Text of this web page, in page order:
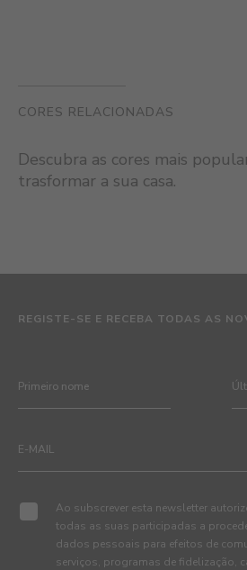
CORES RELACIONADAS
Descubra as cores mais
trasformar a sua casa.
REGISTE-SE E RECEBA TODAS AS
Ao subscrever esta newsletter
todas as suas participadas a
dados pessoais para efeitos de
serviços, programas de fidelização,